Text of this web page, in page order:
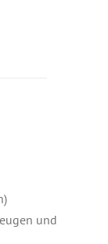
und